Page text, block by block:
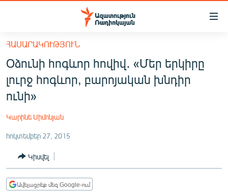
Մատչելիության
հիմնական
բովանդակությանը
հիմնական
մենյուին
ՀԱՅԱՍՏԱՆ
ՔԱՂԱՔԱԿԱՆ
ՏՆՏԵՍՈՒԹՅՈՒՆ
ՂԱՐԱԲԱՂ
ՀԱՍԱՐԱԿՈՒԹՅՈՒՆ
Օձունի հոգևոր հովիվ․ «Մեր երկիրը
լուրջ հոգևոր, բարոյական խնդիր
ունի»
Կարինե Սիմոնյան
հոկտեմբեր 27, 2015
Կիսվել
Ավելացրեք մեզ Google-ում